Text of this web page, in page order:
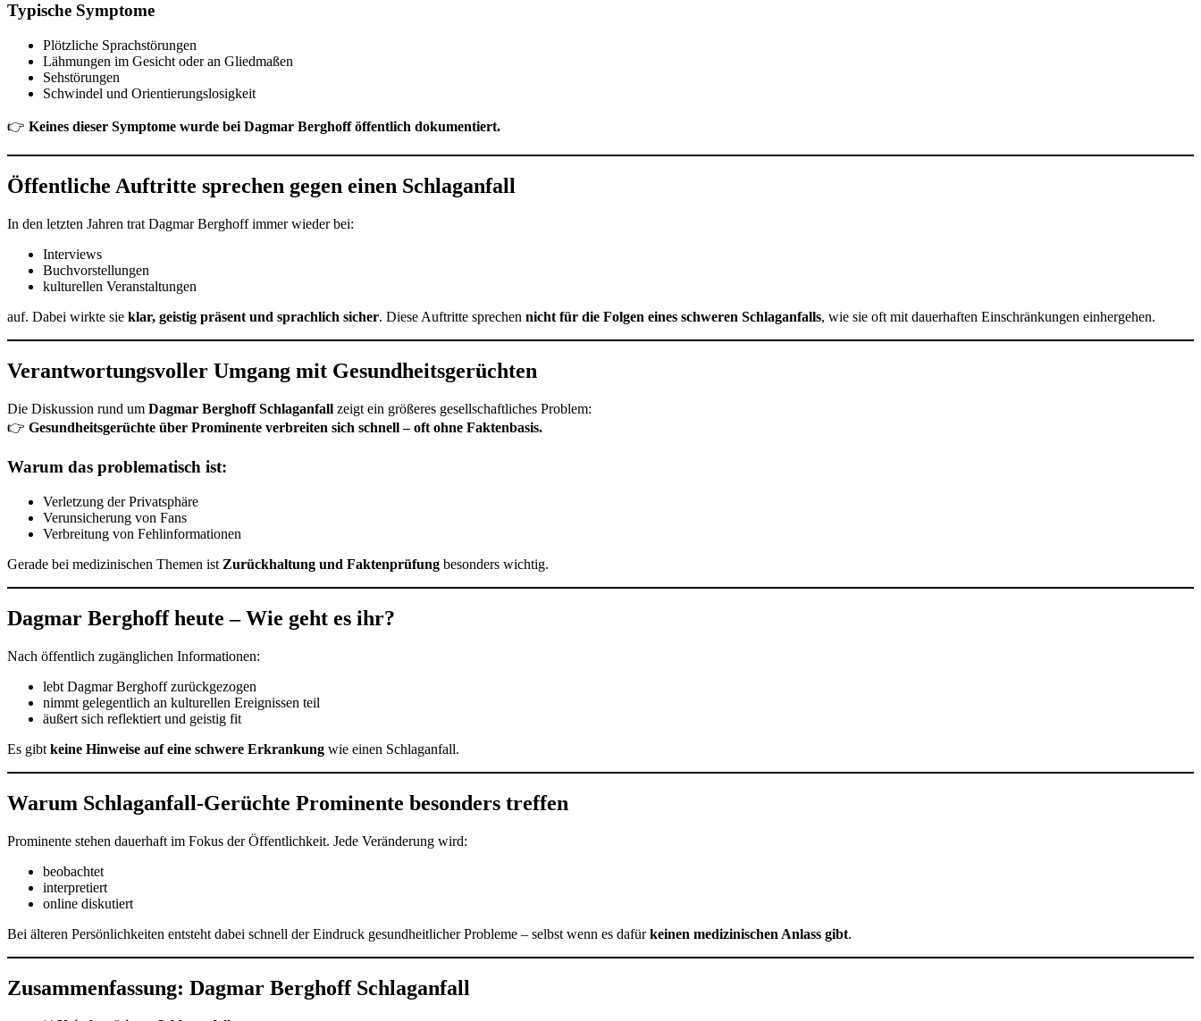
Typische Symptome
Plötzliche Sprachstörungen
Lähmungen im Gesicht oder an Gliedmaßen
Sehstörungen
Schwindel und Orientierungslosigkeit
👉 Keines dieser Symptome wurde bei Dagmar Berghoff öffentlich dokumentiert.
Öffentliche Auftritte sprechen gegen einen Schlaganfall
In den letzten Jahren trat Dagmar Berghoff immer wieder bei:
Interviews
Buchvorstellungen
kulturellen Veranstaltungen
auf. Dabei wirkte sie klar, geistig präsent und sprachlich sicher. Diese Auftritte sprechen nicht für die Folgen eines schweren Schlaganfalls, wie sie oft mit dauerhaften Einschränkungen einhergehen.
Verantwortungsvoller Umgang mit Gesundheitsgerüchten
Die Diskussion rund um Dagmar Berghoff Schlaganfall zeigt ein größeres gesellschaftliches Problem:
👉 Gesundheitsgerüchte über Prominente verbreiten sich schnell – oft ohne Faktenbasis.
Warum das problematisch ist:
Verletzung der Privatsphäre
Verunsicherung von Fans
Verbreitung von Fehlinformationen
Gerade bei medizinischen Themen ist Zurückhaltung und Faktenprüfung besonders wichtig.
Dagmar Berghoff heute – Wie geht es ihr?
Nach öffentlich zugänglichen Informationen:
lebt Dagmar Berghoff zurückgezogen
nimmt gelegentlich an kulturellen Ereignissen teil
äußert sich reflektiert und geistig fit
Es gibt keine Hinweise auf eine schwere Erkrankung wie einen Schlaganfall.
Warum Schlaganfall-Gerüchte Prominente besonders treffen
Prominente stehen dauerhaft im Fokus der Öffentlichkeit. Jede Veränderung wird:
beobachtet
interpretiert
online diskutiert
Bei älteren Persönlichkeiten entsteht dabei schnell der Eindruck gesundheitlicher Probleme – selbst wenn es dafürkeinen medizinischen Anlass gibt.
Zusammenfassung: Dagmar Berghoff Schlaganfall